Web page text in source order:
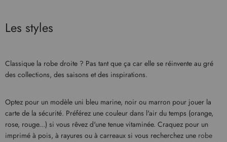
Les styles
Classique la robe droite ? Pas tant que ça car elle se réinvente au gré
des collections, des saisons et des inspirations.
Optez pour un modèle uni bleu marine, noir ou marron pour jouer la
carte de la sécurité. Préférez une couleur dans l'air du temps (orange,
rose, rouge...) si vous rêvez d'une tenue vitaminée. Craquez pour un
imprimé à pois, à rayures ou à carreaux si vous recherchez une robe